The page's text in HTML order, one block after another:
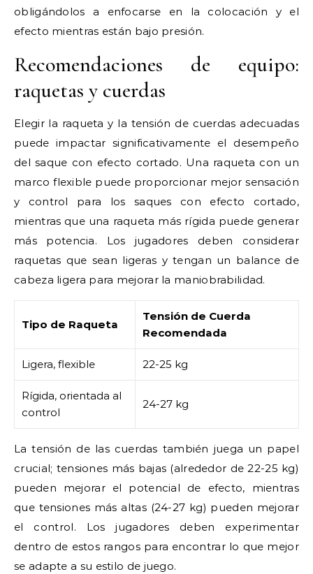
obligándolos a enfocarse en la colocación y el
efecto mientras están bajo presión.
Recomendaciones de equipo:
raquetas y cuerdas
Elegir la raqueta y la tensión de cuerdas adecuadas
puede impactar significativamente el desempeño
del saque con efecto cortado. Una raqueta con un
marco flexible puede proporcionar mejor sensación
y control para los saques con efecto cortado,
mientras que una raqueta más rígida puede generar
más potencia. Los jugadores deben considerar
raquetas que sean ligeras y tengan un balance de
cabeza ligera para mejorar la maniobrabilidad.
Tipo de Raqueta
Tensión de Cuerda
Recomendada
Ligera, flexible 22-25 kg
Rígida, orientada al
control
24-27 kg
La tensión de las cuerdas también juega un papel
crucial; tensiones más bajas (alrededor de 22-25 kg)
pueden mejorar el potencial de efecto, mientras
que tensiones más altas (24-27 kg) pueden mejorar
el control. Los jugadores deben experimentar
dentro de estos rangos para encontrar lo que mejor
se adapte a su estilo de juego.